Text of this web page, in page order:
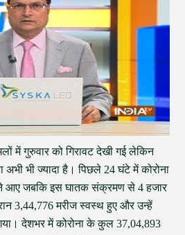
में गुरुवार को गिरावट देखी गई लेकिन
अभी भी ज्यादा है। पिछले 24 घंटे में कोरोना
आए जबकि इस घातक संक्रमण से 4 हजार
3,44,776 मरीज स्वस्थ हुए और उन्हें
देशभर में कोरोना के कुल 37,04,893